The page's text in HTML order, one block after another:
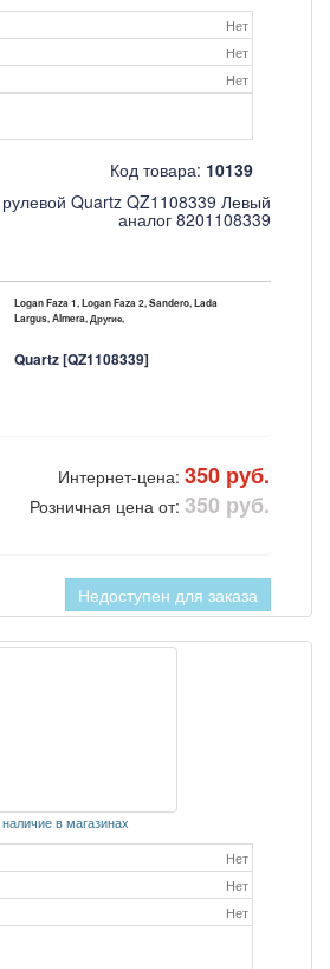
Нет
Нет
Нет
Код товара: 10139
Quartz QZ1108339 Левый
аналог 8201108339
Logan Faza 1, Logan Faza 2, Sandero, Lada
Largus, Almera, Другие,
Quartz [QZ1108339]
Интернет-цена: 350 руб.
Розничная цена от: 350 руб.
Недоступен для заказа
наличие в магазинах
Нет
Нет
Нет